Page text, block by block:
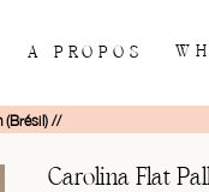
À PROPOS
//
Carolina Flat